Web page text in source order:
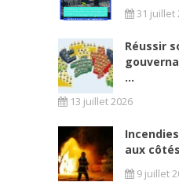
31 juillet
Réussir
...
13 juillet 2026
aux
9 juillet